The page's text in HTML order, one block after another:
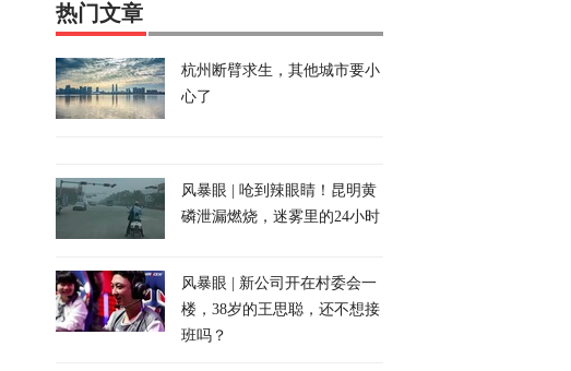
热门文章
杭州断臂求生，其他城市要小
心了
风暴眼 | 呛到辣眼睛！昆明黄
磷泄漏燃烧，迷雾里的24小时
风暴眼 | 新公司开在村委会一
楼，38岁的王思聪，还不想接
班吗？